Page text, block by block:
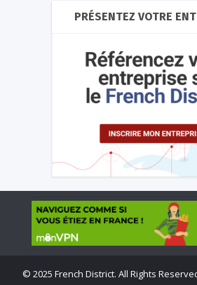
PRÉSENTEZ VOTRE
© 2025 French District. All Rights